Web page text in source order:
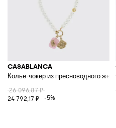
CASABLANCA
Колье-чокер из пресноводного
26 096,87 ₽
24 792,17 ₽
-5%